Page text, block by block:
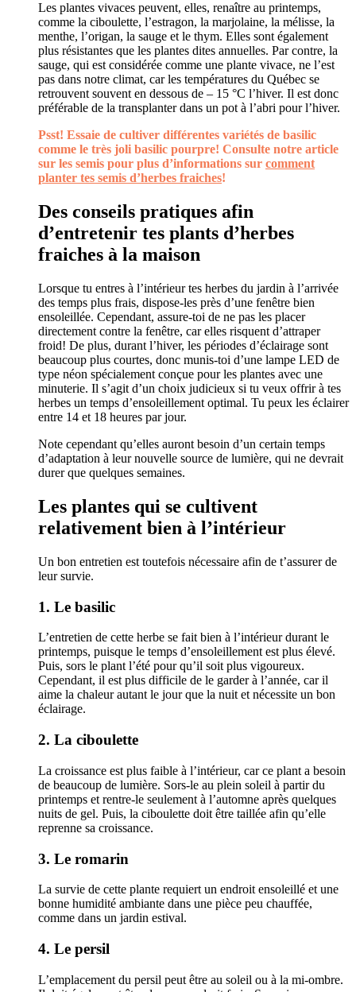
Les plantes vivaces peuvent, elles, renaître au printemps,
comme la ciboulette, l’estragon, la marjolaine, la mélisse, la
menthe, l’origan, la sauge et le thym. Elles sont également
plus résistantes que les plantes dites annuelles. Par contre, la
sauge, qui est considérée comme une plante vivace, ne l’est
pas dans notre climat, car les températures du Québec se
retrouvent souvent en dessous de – 15 °C l’hiver. Il est donc
préférable de la transplanter dans un pot à l’abri pour l’hiver.
Psst! Essaie de cultiver différentes variétés de basilic
comme le très joli basilic pourpre! Consulte notre article
sur les semis pour plus d’informations sur comment
planter tes semis d’herbes fraiches!
Des conseils pratiques afin
d’entretenir tes plants d’herbes
fraiches à la maison
Lorsque tu entres à l’intérieur tes herbes du jardin à l’arrivée
des temps plus frais, dispose-les près d’une fenêtre bien
ensoleillée. Cependant, assure-toi de ne pas les placer
directement contre la fenêtre, car elles risquent d’attraper
froid! De plus, durant l’hiver, les périodes d’éclairage sont
beaucoup plus courtes, donc munis-toi d’une lampe LED de
type néon spécialement conçue pour les plantes avec une
minuterie. Il s’agit d’un choix judicieux si tu veux offrir à tes
herbes un temps d’ensoleillement optimal. Tu peux les éclairer
entre 14 et 18 heures par jour.
Note cependant qu’elles auront besoin d’un certain temps
d’adaptation à leur nouvelle source de lumière, qui ne devrait
durer que quelques semaines.
Les plantes qui se cultivent
relativement bien à l’intérieur
Un bon entretien est toutefois nécessaire afin de t’assurer de
leur survie.
1. Le basilic
L’entretien de cette herbe se fait bien à l’intérieur durant le
printemps, puisque le temps d’ensoleillement est plus élevé.
Puis, sors le plant l’été pour qu’il soit plus vigoureux.
Cependant, il est plus difficile de le garder à l’année, car il
aime la chaleur autant le jour que la nuit et nécessite un bon
éclairage.
2. La ciboulette
La croissance est plus faible à l’intérieur, car ce plant a besoin
de beaucoup de lumière. Sors-le au plein soleil à partir du
printemps et rentre-le seulement à l’automne après quelques
nuits de gel. Puis, la ciboulette doit être taillée afin qu’elle
reprenne sa croissance.
3. Le romarin
La survie de cette plante requiert un endroit ensoleillé et une
bonne humidité ambiante dans une pièce peu chauffée,
comme dans un jardin estival.
4. Le persil
L’emplacement du persil peut être au soleil ou à la mi-ombre.